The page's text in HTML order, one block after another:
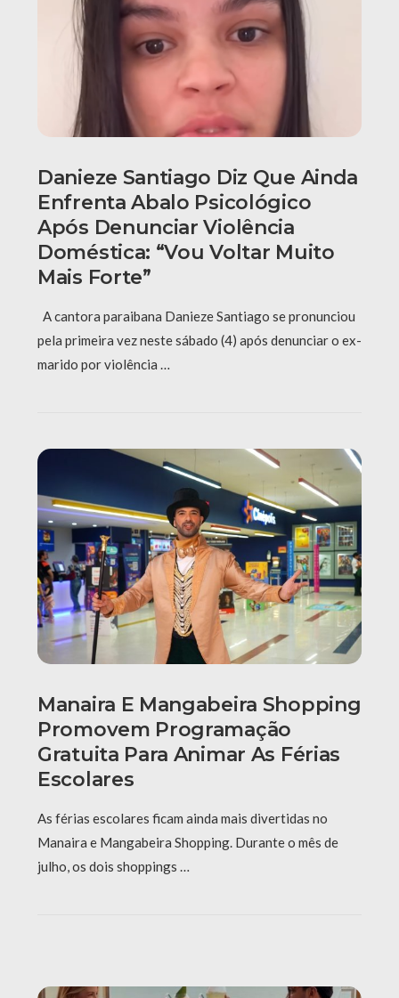
Danieze Santiago Diz Que Ainda
Enfrenta Abalo Psicológico
Após Denunciar Violência
Doméstica: “Vou Voltar Muito
Mais Forte”
A cantora paraibana Danieze Santiago se pronunciou
pela primeira vez neste sábado (4) após denunciar o ex-
marido por violência …
Manaira E Mangabeira Shopping
Promovem Programação
Gratuita Para Animar As Férias
Escolares
As férias escolares ficam ainda mais divertidas no
Manaira e Mangabeira Shopping. Durante o mês de
julho, os dois shoppings …